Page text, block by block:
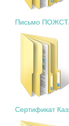
Письмо
Сертификат